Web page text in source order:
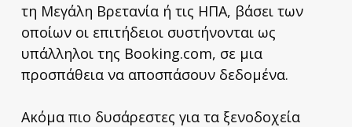
τη Μεγάλη Βρετανία ή τις ΗΠΑ, βάσει των
οποίων οι επιτήδειοι συστήνονται ως
υπάλληλοι της Booking.com, σε μια
προσπάθεια να αποσπάσουν δεδομένα.
Ακόμα πιο δυσάρεστες για τα ξενοδοχεία